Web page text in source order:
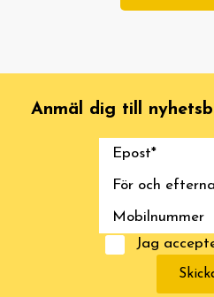
Anmäl dig till
Jag